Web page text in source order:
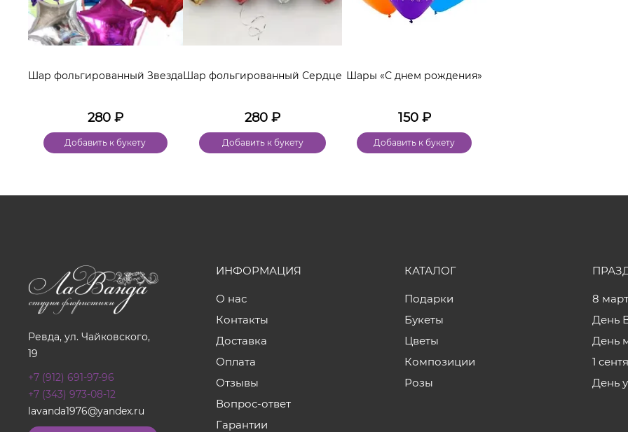
Шар фольгированный Звезда
280 ₽
Добавить к букету
Шар фольгированный Сердце
280 ₽
Добавить к букету
Шары «С днем рождения»
150₽
Добавить к букету
Ревда, ул. Чайковского,
19
+7 (912) 691-97-96
+7 (343) 973-08-12
lavanda1976@yandex.ru
ИНФОРМАЦИЯ
О нас
Контакты
Доставка
Оплата
Отзывы
Вопрос-ответ
Гарантии
КАТАЛОГ
Подарки
Букеты
Цветы
Композиции
Розы
8
День
День
1
День